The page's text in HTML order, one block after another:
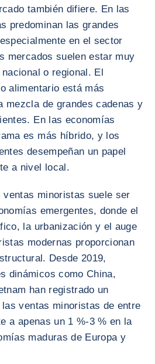
también difiere. En las
predominan las grandes
en el sector
mercados suelen estar muy
o regional. El
alimentario está más
mezcla de grandes cadenas y
En las economías
es más híbrido, y los
desempeñan un papel
a nivel local.
minoristas suele ser
emergentes, donde el
la urbanización y el auge
modernas proporcionan
Desde 2019,
dinámicos como China,
han registrado un
ventas minoristas de entre
a apenas un 1 %-3 % en la
maduras de Europa y